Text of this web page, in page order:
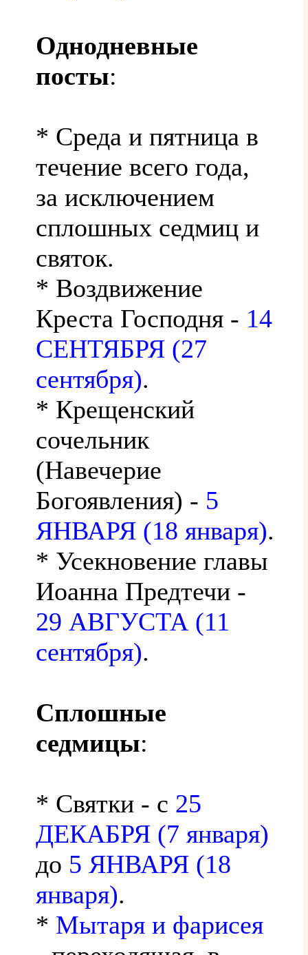
Однодневные
посты:
* Среда и пятница в
течение всего года,
за исключением
сплошных седмиц и
святок.
* Воздвижение
Креста Господня - 14
СЕНТЯБРЯ (27
сентября).
* Крещенский
сочельник
(Навечерие
Богоявления) - 5
ЯНВАРЯ (18 января).
* Усекновение главы
Иоанна Предтечи -
29 АВГУСТА (11
сентября).
Сплошные
седмицы:
* Святки - с 25
ДЕКАБРЯ (7 января)
до 5 ЯНВАРЯ (18
января).
* Мытаря и фарисея